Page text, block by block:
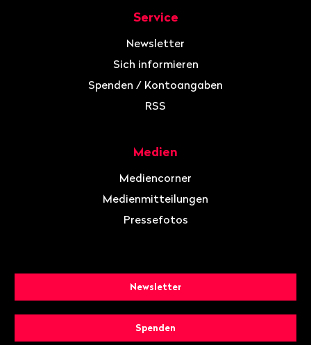
Service
Newsletter
Sich informieren
Spenden / Kontoangaben
RSS
Medien
Mediencorner
Medienmitteilungen
Pressefotos
Newsletter
Spenden